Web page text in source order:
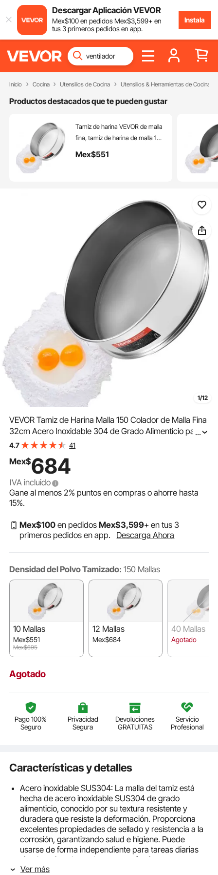
Descargar Aplicación VEVOR
Mex$100en pedidos Mex$3,599+ en
tus 3 primeros pedidos en app.
Instala
Inicio Cocina Utensilios de Cocina Utensilios & Herramientas de Cocina
Productos destacados que te pueden gustar
Tamiz de harina VEVOR de malla
fina, tamiz de harina de malla 10,
inoxidable 304 apto para uso
para frijol mungo, arroz, harina y
polvo de perla.
Mex$551
1/12
VEVOR Tamiz de Harina Malla 150 Colador de Malla Fina
32cm Acero Inoxidable 304 de Grado Alimenticio para
Pastelería 5 Tamaños de Orificios de Malla para Frijoles
...
4.7 41
Mex$684
IVA incluido
Gane al menos2% puntos en compras o ahorre hasta
15%.
Mex$100 en pedidosMex$3,599+ en tus 3
primeros pedidos en app.
Descarga Ahora
Densidad del Polvo Tamizado: 150 Mallas
10 Mallas
Mex$551
Mex$695
12 Mallas
Mex$684
40 Mallas
Agotado
Agotado
Pago 100%
Seguro
Privacidad
Segura
Devoluciones
GRATUITAS
Servicio
Profesional
Características y detalles
Acero inoxidable SUS304: La malla del tamiz está
hecha de acero inoxidable SUS304 de grado
alimenticio, conocido por su textura resistente y
duradera que resiste la deformación. Proporciona
excelentes propiedades de sellado y resistencia a la
corrosión, garantizando salud e higiene. Puede
usarse de forma independiente para tareas diarias
simples o instalarse de manera efectiva en nuestra
criba vibratoria.
Ver más